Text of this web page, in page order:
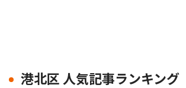
港北区 人気記事ランキング